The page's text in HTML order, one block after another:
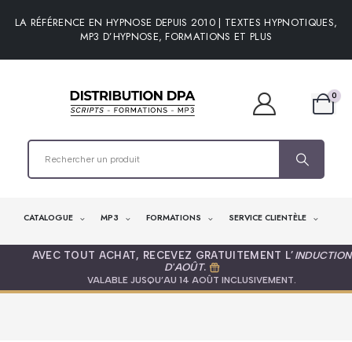
LA RÉFÉRENCE EN HYPNOSE DEPUIS 2010 | TEXTES HYPNOTIQUES,
MP3 D’HYPNOSE, FORMATIONS ET PLUS
0
CATALOGUE MP3 FORMATIONS SERVICE CLIENTÈLE
AVEC TOUT ACHAT, RECEVEZ GRATUITEMENT L’ INDUCTION
D'AOÛT.
VALABLE JUSQU’AU 14 AOÛT INCLUSIVEMENT.